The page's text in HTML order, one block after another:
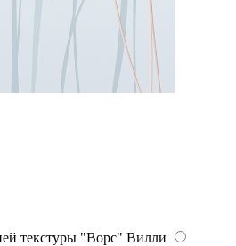
Вилли